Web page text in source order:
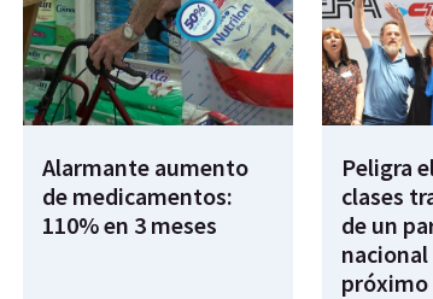
Alarmante aumento
de medicamentos:
110% en 3 meses
Peligra
clases
de un
nacional
próximo